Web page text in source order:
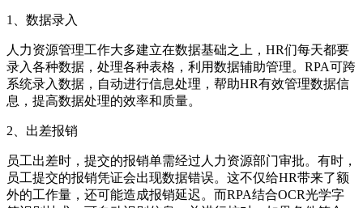
1、数据录入
人力资源管理工作大多建立在数据基础之上，HR们每天都要
录入各种数据，处理各种表格，利用数据辅助管理。RPA可跨
系统录入数据，自动进行信息处理，帮助HR有效管理数据信
息，提高数据处理的效率和质量。
2、出差报销
员工出差时，提交的报销单需经过人力资源部门审批。有时，
员工提交的报销凭证会出现数据错误。这不仅给HR带来了额
外的工作量，还可能造成报销延迟。而RPA结合OCR光学字